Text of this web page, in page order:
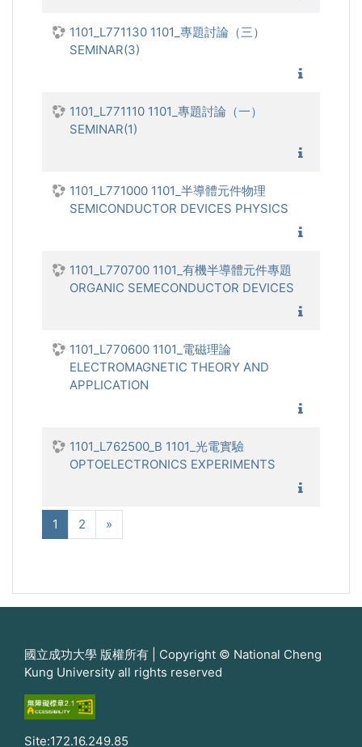
1101_L771130 1101_專題討論（三）
SEMINAR(3)
1101_L771110 1101_專題討論（一）
SEMINAR(1)
1101_L771000 1101_半導體元件物理
SEMICONDUCTOR DEVICES PHYSICS
1101_L770700 1101_有機半導體元件專題
ORGANIC SEMECONDUCTOR DEVICES
1101_L770600 1101_電磁理論
ELECTROMAGNETIC THEORY AND
APPLICATION
1101_L762500_B 1101_光電實驗
OPTOELECTRONICS EXPERIMENTS
1 (現在)
2 »
國立成功大學 版權所有 | Copyright © National Cheng
Kung University all rights reserved
Site:172.16.249.85